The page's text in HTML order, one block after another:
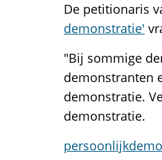
De petitionaris
demonstratie'
"Bij sommige
demonstranten
demonstratie.
demonstratie.